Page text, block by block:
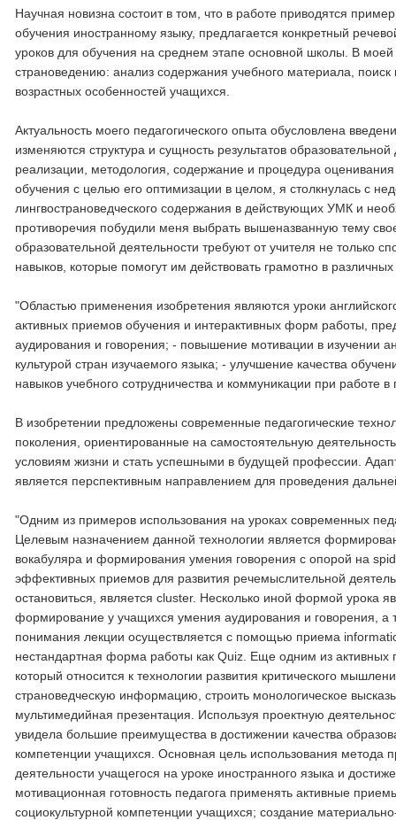
Научная новизна состоит в том, что в работе приводятся
обучения иностранному языку, предлагается конкретный
уроков для обучения на среднем этапе основной школы. В
страноведению: анализ содержания учебного материала, поиск
возрастных особенностей учащихся.
Актуальность моего педагогического опыта обусловлена
изменяются структура и сущность результатов
реализации, методология, содержание и процедура
обучения с целью его оптимизации в целом, я столкнулась с
лингвострановедческого содержания в действующих УМК и
противоречия побудили меня выбрать вышеназванную тему
образовательной деятельности требуют от учителя не
навыков, которые помогут им действовать грамотно в
"Областью применения изобретения являются уроки
активных приемов обучения и интерактивных форм работы,
аудирования и говорения; - повышение мотивации в изучении
культурой стран изучаемого языка; - улучшение качества
навыков учебного сотрудничества и коммуникации при работе в
В изобретении предложены современные педагогические
поколения, ориентированные на самостоятельную
условиям жизни и стать успешными в будущей профессии.
является перспективным направлением для проведения
"Одним из примеров использования на уроках современных
Целевым назначением данной технологии является
вокабуляра и формирования умения говорения с опорой на
эффективных приемов для развития речемыслительной
остановиться, является cluster. Несколько иной формой урока
формирование у учащихся умения аудирования и говорения,
понимания лекции осуществляется с помощью приема
нестандартная форма работы как Quiz. Еще одним из
который относится к технологии развития критического
страноведческую информацию, строить монологическое
мультимедийная презентация. Используя проектную
увидела большие преимущества в достижении качества
компетенции учащихся. Основная цель использования метода
деятельности учащегося на уроке иностранного языка и
мотивационная готовность педагога применять активные
социокультурной компетенции учащихся; создание